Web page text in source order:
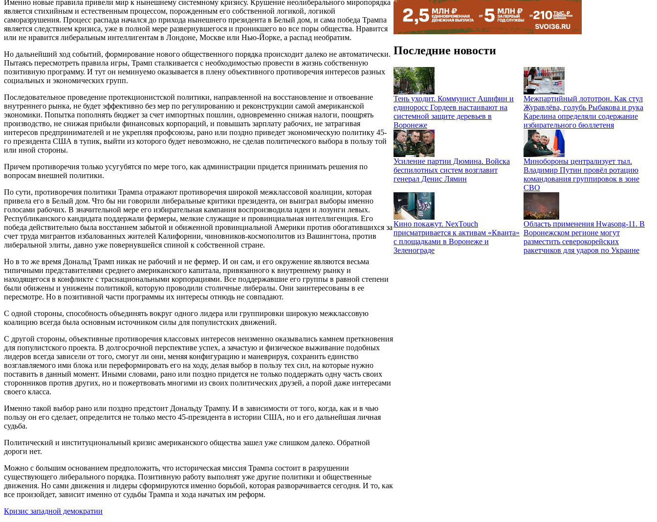
Именно новые правила привели мир к нынешнему системному кризису. Крушение неолиберального миропорядка
является стихийным и естественным процессом, порожденным его собственной логикой, логикой
саморазрушения. Процесс распада начался до прихода нынешнего президента в Белый дом, и сама победа Трампа
является следствием кризиса, уже в полной мере развернувшегося и проникшего во все поры общества. Нравится
или не нравится либеральным интеллигентам в Лондоне, Москве или Нью-Йорке, а распад необратим.
Но дальнейший ход событий, формирование нового общественного порядка происходит далеко не автоматически.
Пытаясь пересмотреть правила игры, Трамп сталкивается с необходимостью провести в жизнь собственную
позитивную программу. И тут он неминуемо оказывается в плену объективного противоречия интересов разных
социальных и экономических групп.
Последовательное проведение протекционистской политики, направленной на восстановление и отвоевание
внутреннего рынка, не будет эффективно без мер по регулированию и реконструкции самой американской
экономики. Попытка пополнять бюджет за счет импортных пошлин, одновременно снижая налоги, поощрять
производство, не снижая прибыли финансовых корпораций, и повышать зарплату рабочих, не затрагивая
интересов предпринимателей и не укрепляя профсоюзы, рано или поздно приведет экономическую политику 45-
го президента США в тупик, выйти из которого будет невозможно, не сделав политического выбора в пользу той
или иной стороны.
Причем противоречия только усугубятся по мере того, как администрации придется принимать решения по
вопросам внешней политики.
По сути, противоречия политики Трампа отражают противоречия широкой межклассовой коалиции, которая
привела его в Белый дом. Что бы ни говорили либеральные критики президента, он выиграл выборы именно
голосами рабочих. В значительной мере его избирательная кампания воспроизводила идеи и лозунги левых.
Республиканского кандидата поддержали фермеры, мелкие служащие и провинциальная интеллигенция. Его
победа действительно была восстанием забытой и обиженной провинциальной Америки против обогатившихся за
счет труда мигрантов избалованных жителей Калифорнии, чиновников-космополитов из Вашингтона, против
либеральной элиты, давно уже повернувшейся спиной к собственной стране.
Но в то же время Дональд Трамп никак не рабочий и не фермер. И он сам, и его окружение являются весьма
типичными представителями среднего американского капитала, привязанного к внутреннему рынку и
находящегося в конфликте с траснациональными корпорациями. Все поддержавшие его группы в равной степени
были обижены и унижены политикой, которую проводили столичные либералы. Они заинтересованы в ее
пересмотре. Но в позитивной части программы их интересы отнюдь не совпадают.
С одной стороны, способность объединять вокруг одного лидера или группировки широкую межклассовую
коалицию всегда была основным источником силы для популистских движений.
С другой стороны, объективные противоречия классовых интересов неизменно оказывались камнем преткновения
для популистского проекта. В долгосрочной перспективе успех, а зачастую и физическое выживание подобных
лидеров всегда зависели от того, смогут ли они, меняя конфигурацию и маневрируя, сохранить единство
возглавляемого ими блока или переформировать его на ходу, делая выбор в пользу тех сил, на которые нужно
поставить в данный момент. Иными словами, рано или поздно придется не только поддержать одну часть своих
сторонников против других, но и пожертвовать многими из своих политических друзей, а порой даже интересами
своего класса.
Именно такой выбор рано или поздно предстоит Дональду Трампу. И в зависимости от того, когда, как и в чью
пользу он его сделает, определится не только место 45-президента в истории США, но и его дальнейшая личная
судьба.
Политический и институциональный кризис американского общества зашел уже слишком далеко. Обратной
дороги нет.
Можно с большим основанием предположить, что историческая миссия Трампа состоит в разрушении
существующего либерального порядка. Позитивную работу выполнят уже другие политики и общественные
движения. Но сами движения и лидеры сформируются именно борьбой, которая разворачивается сегодня. И то, как
все произойдет, зависит именно от судьбы Трампа и хода начатых им реформ.
Кризис западной демократии
Последние новости
Тень уходит. Коммунист Ашифин и
единоросс Гордеев настаивают на
системной защите деревьев в
Воронеже
Межпартийный лототрон. Как стул
Журавлёва, голубь Рыбакова и рука
Карелина определяли содержание
избирательного бюллетеня
Усиление партии Дюмина. Войска
беспилотных систем возглавит
генерал Денис Лямин
Минобороны централизует тыл.
Владимир Путин провёл ротацию
командования группировок в зоне
СВО
Кино покажут. NexTouch
присматривается к активам «Кванта»
с площадками в Воронеже и
Зеленограде
Область применения Hwasong-11. В
Воронежском регионе могут
разместить северокорейских
ракетчиков для ударов по Украине